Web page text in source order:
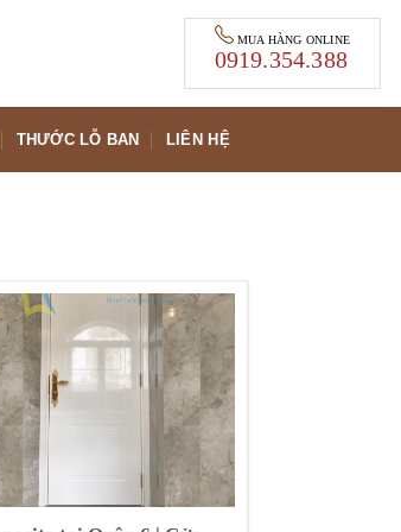
MUA HÀNG ONLINE
0919.354.388
THƯỚC LỖ BAN LIÊN HỆ